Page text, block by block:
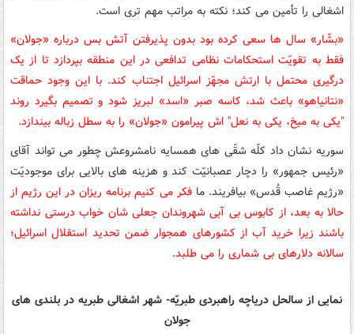
اشغالی را تأمین می کند؛ نکته به مراتب مهم تری است.
«بشّار» سال ها سعی کرده بود بدون پذیرفتن آتش بس درباره «جولان»
فقط به تقویّت استحکامات نظامی تدافعی در این منطقه بپردازد تا از یک
درگیری محتمل با ارتش مجهّز اسرائیل اجتناب کند. با این وجود حماقت
«نتانیاهو» باعث شد، کاسه صبر «اسد» لبریز شود و تصمیم بگیرد روند
"یکی به میخ، یکی به نعل" اش پیرامون «جولان» را به سطل زباله بیندازد.
سوریه نشان داد کلّه شقّی های همسایه نامشروعش چطور می تواند آقای
«رئیس جمهور» را دچار عصبانیّت کند و هزینه های بالایی برای موجودیّت
«رژیم غاصب قُدس» بیافریند. مافکر می کنیم برنامه ریزان در این رژیم از
حالا به بعد، از کابوس بی آبی شهروندان جعلی شان خواب درستی نداشته
باشند زیرا خرید آب از کشورهای همجوار ضمن تحدید استقلال اسرائیل؛
سالانه دلارهای بی شماری را می طلبد.
نمایی از سالحل دریاچه راهبردی طبریّه- شهر اشغالی طبریه در بلندی های
جولان